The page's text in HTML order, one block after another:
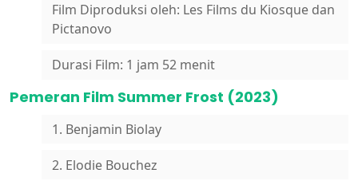
Film Diproduksi oleh: Les Films du Kiosque dan
Pictanovo
Durasi Film: 1 jam 52 menit
Pemeran Film Summer Frost (2023)
1. Benjamin Biolay
2. Elodie Bouchez